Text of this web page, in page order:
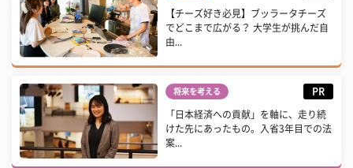
【チーズ好き必見】ブッラータチーズ
でどこまで広がる？ 大学生が挑んだ自
由...
将来を考える PR
「日本経済への貢献」を軸に、走り続
けた先にあったもの。入省3年目での法
案...